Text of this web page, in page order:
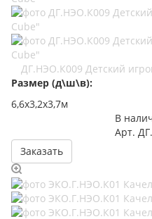
ДГ.НЭО.К009 Детский
Размер (д\ш\в):
6,6х3,2х3,7м
В
Арт.
Заказать